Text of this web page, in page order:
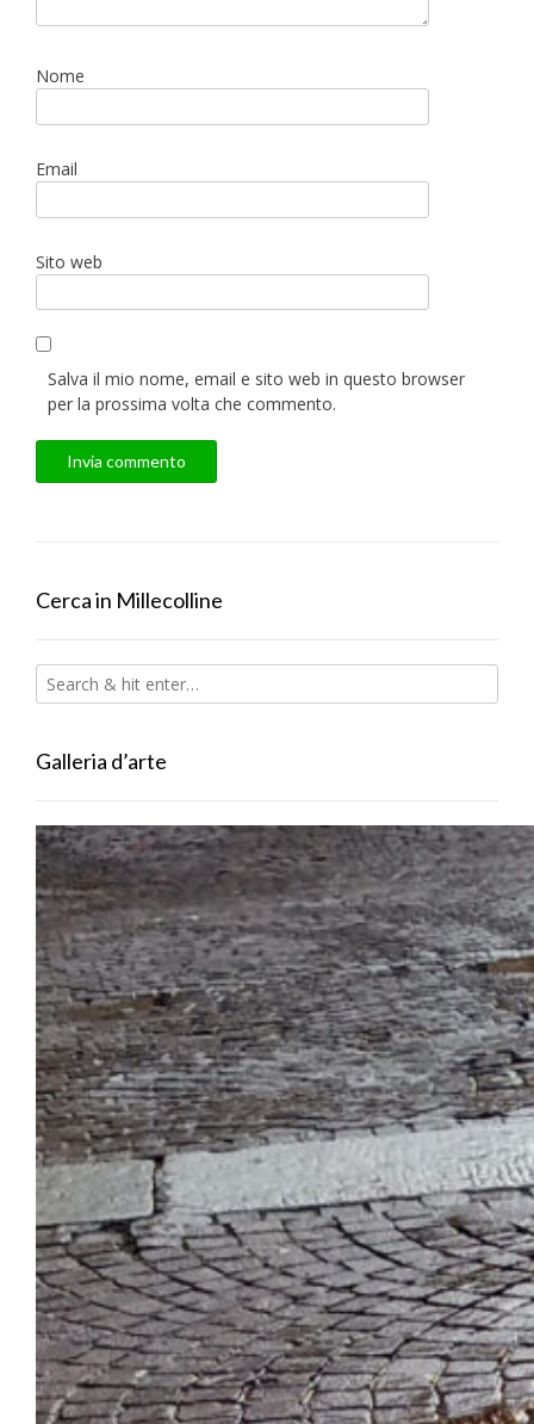
Nome
Email
Sito web
Salva il mio nome, email e sito web in questo browser
per la prossima volta che commento.
Cerca in Millecolline
Galleria d’arte